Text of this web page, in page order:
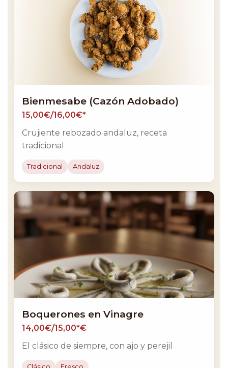
Bienmesabe (Cazón Adobado)
15,00€/16,00€*
Crujiente rebozado andaluz, receta
tradicional
Tradicional Andaluz
Boquerones en Vinagre
14,00€/15,00*€
El clásico de siempre, con ajo y perejil